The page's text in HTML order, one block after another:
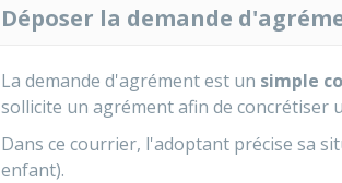
Déposer la demande
La demande d'agrément est un simple
sollicite un agrément afin de concrétiser
Dans ce courrier, l'adoptant précise sa
enfant).